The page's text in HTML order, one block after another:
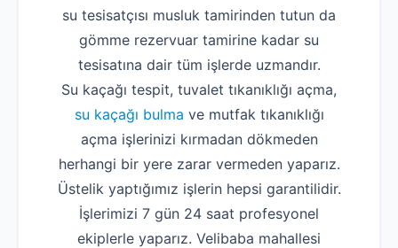
su tesisatçısı musluk tamirinden tutun da
gömme rezervuar tamirine kadar su
tesisatına dair tüm işlerde uzmandır.
Su kaçağı tespit, tuvalet tıkanıklığı açma,
su kaçağı bulma ve mutfak tıkanıklığı
açma işlerinizi kırmadan dökmeden
herhangi bir yere zarar vermeden yaparız.
Üstelik yaptığımız işlerin hepsi garantilidir.
İşlerimizi 7 gün 24 saat profesyonel
ekiplerle yaparız. Velibaba mahallesi